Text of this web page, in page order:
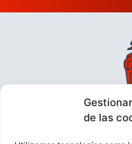
de las